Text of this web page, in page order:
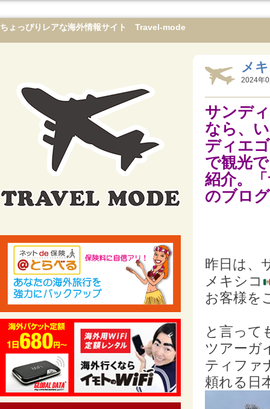
ちょっぴりレアな海外情報サイト Travel-mode
メ
2024年
サンデ
なら、
ディエ
で観光
紹介。
のブロ
昨日は、
メキシコ
お客様を
と言って
ツアーガ
ティファ
頼れる日